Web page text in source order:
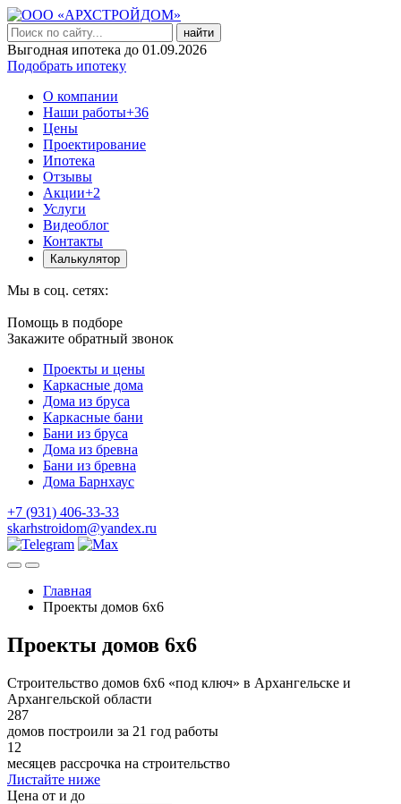
найти
Выгодная ипотека до 01.09.2026
Подобрать ипотеку
О компании
Наши работы+36
Цены
Проектирование
Ипотека
Отзывы
Акции+2
Услуги
Видеоблог
Контакты
Калькулятор
Мы в соц. сетях:
Помощь в подборе
Закажите обратный звонок
Проекты и цены
Каркасные дома
Дома из бруса
Каркасные бани
Бани из бруса
Дома из бревна
Бани из бревна
Дома Барнхаус
+7 (931) 406-33-33
skarhstroidom@yandex.ru
Главная
Проекты домов 6х6
Проекты домов 6х6
Строительство домов 6х6 «под ключ» в Архангельске и
Архангельской области
287
домов построили за 21 год работы
12
месяцев рассрочка на строительство
Листайте ниже
Цена от и до